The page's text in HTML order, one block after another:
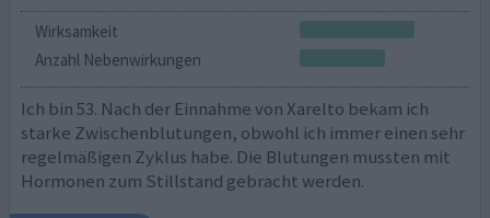
Wirksamkeit
Anzahl Nebenwirkungen
Ich bin 53. Nach der Einnahme von Xarelto bekam ich
starke Zwischenblutungen, obwohl ich immer einen sehr
regelmäßigen Zyklus habe. Die Blutungen mussten mit
Hormonen zum Stillstand gebracht werden.